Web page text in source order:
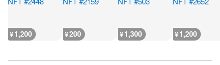
¥1,200 ¥200 ¥1,300 ¥1,200